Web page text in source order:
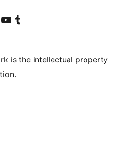
accountaccount
Visit our YouTube channel
Visit our Tumblr account
is the intellectual property